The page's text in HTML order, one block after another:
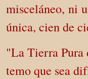
misceláneo, ni
única, cien de
"La Tierra Pura
temo que sea